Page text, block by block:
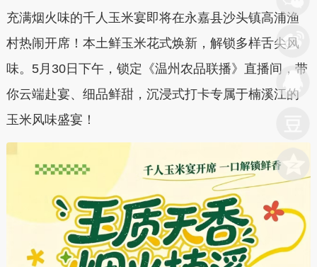
充满烟火味的千人玉米宴即将在永嘉县沙头镇高浦渔
村热闹开席！本土鲜玉米花式焕新，解锁多样舌尖风
味。5月30日下午，锁定《温州农品联播》直播间，带
你云端赴宴、细品鲜甜，沉浸式打卡专属于楠溪江的
玉米风味盛宴！